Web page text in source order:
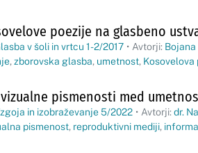
poezije na glasbeno
v šoli in vrtcu 1-2/2017 • Avtorji: Bojana
, zborovska glasba, umetnost, Kosovelova
pismenosti med
in izobraževanje 5/2022 • Avtorji: dr.
pismenost, reproduktivni mediji,